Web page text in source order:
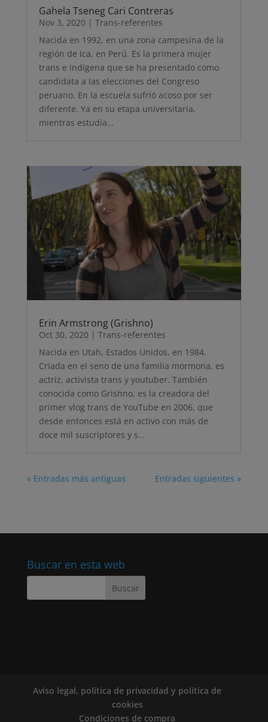
Gahela Tseneg Cari Contreras
Nov 3, 2020 | Trans-referentes
Nacida en 1992, en una zona campesina de la
región de Ica, en Perú. Es la primera mujer
trans e indígena que se ha presentado como
candidata a las elecciones del Congreso
peruano. En la escuela sufrió acoso por ser
diferente. Ya en su etapa universitaria,
mientras estudia…
Erin Armstrong (Grishno)
Oct 30, 2020 | Trans-referentes
Nacida en Utah, Estados Unidos, en 1984.
Criada en el seno de una familia mormona, es
actriz, activista trans y youtuber. También
conocida como Grishno, es la creadora del
primer vlog trans de YouTube en 2006, que
desde entonces está en activo con más de
doce mil suscriptores y s…
« Entradas más antiguas Entradas siguientes »
Buscar en esta web
Aviso legal, política de privacidad y política de
cookies
Condiciones de compra